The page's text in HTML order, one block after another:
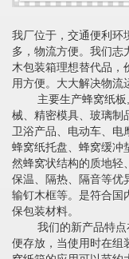
我厂位于，交通便利环
多，物流方便。我们志
木包装箱理想替代品，
用方便。大大解决物流
主要生产蜂窝纸
械、精密模具、玻璃制
卫浴产品、电动车、电
蜂窝纸托盘、蜂窝缓冲
然蜂窝状结构的质地轻
保温、隔热、隔音等优
输钉木框等。是符合国
保包装材料。
我们的新产品特
便存放，当使用时在组